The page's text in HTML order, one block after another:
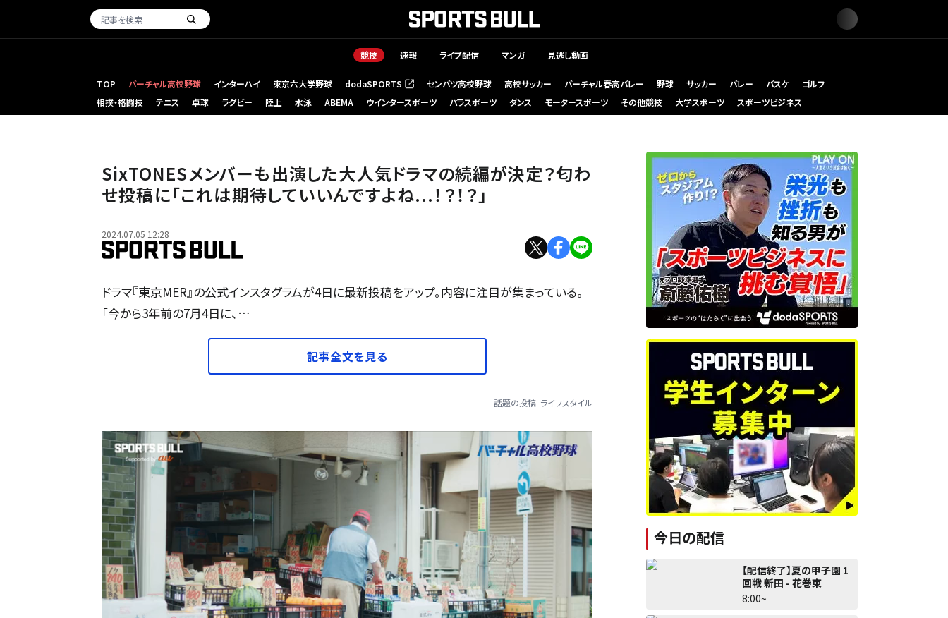
競技 速報 ライブ配信 マンガ 見逃し動画
TOP バーチャル高校野球 インターハイ 東京六大学野球 dodaSPORTS
（新しいタブで開く） センバツ高校野球 高校サッカー バーチャル春高バレー 野球 サッカー バレー バスケ
ゴルフ
相撲・格闘技
テニス 卓球 ラグビー 陸上 水泳 ABEMA ウインタースポーツ パラスポーツ ダンス モータースポーツ その他競技 大学スポーツ スポーツビジネス
SixTONESメンバーも出演した大人気ドラマの続編が決定？匂わ
せ投稿に「これは期待していいんですよね...！？！？」
2024.07.05 12:28
ドラマ『東京MER』の公式インスタグラムが4日に最新投稿をアップ。内容に注目が集まっている。
「今から3年前の7月4日に、…
記事全文を見る
話題の投稿 ライフスタイル
今日の配信
【配信終了】夏の甲子園 1
回戦 新田 - 花巻東
8:00~